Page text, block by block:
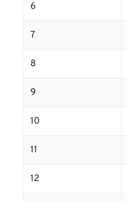
6
7
8
9
10
11
12